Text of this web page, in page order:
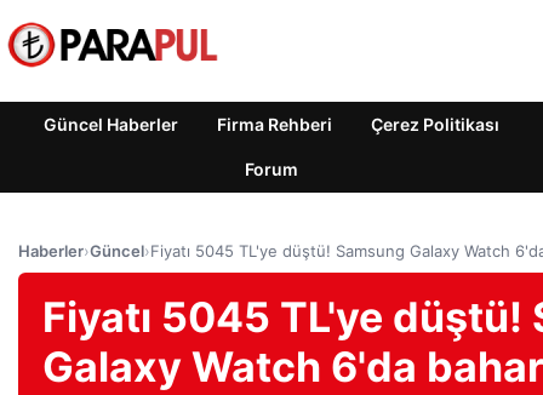
Güncel Haberler Firma Rehberi Çerez Politikası
Forum
Haberler›Güncel›Fiyatı 5045 TL'ye düştü! Samsung Galaxy Watch
Fiyatı 5045 TL'ye düştü!
Galaxy Watch 6'da